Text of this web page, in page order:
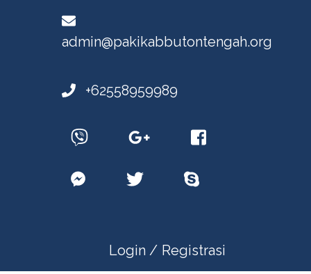
admin@pakikabbutontengah.org
+62558959989
Login / Registrasi